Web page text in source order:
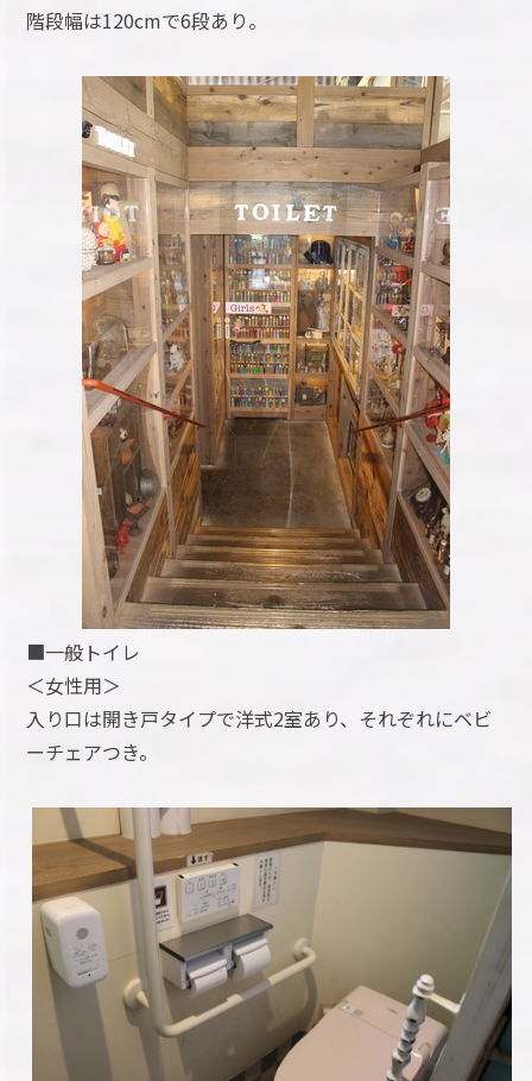
階段幅は120cmで6段あり。
■一般トイレ
＜女性用＞
入り口は開き戸タイプで洋式2室あり、それぞれにベビ
ーチェアつき。